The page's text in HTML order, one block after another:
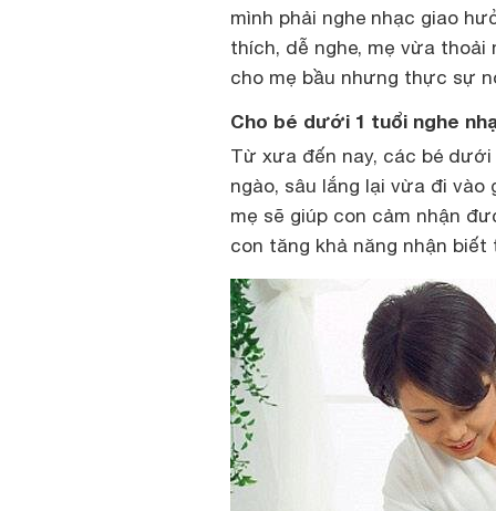
mình phải nghe nhạc giao
thích, dễ nghe, mẹ vừa
cho mẹ bầu nhưng thực sự
Cho bé dưới 1 tuổi nghe
Từ xưa đến nay, các bé
ngào, sâu lắng lại vừa đi
mẹ sẽ giúp con cảm nhận
con tăng khả năng nhận biết